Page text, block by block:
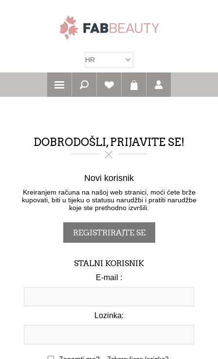
DOBRODOŠLI, PRIJAVITE SE!
Novi korisnik
Kreiranjem računa na našoj web stranici, moći ćete brže
kupovati, biti u tijeku o statusu narudžbi i pratiti narudžbe
koje ste prethodno izvršili.
STALNI KORISNIK
E-mail :
Lozinka: